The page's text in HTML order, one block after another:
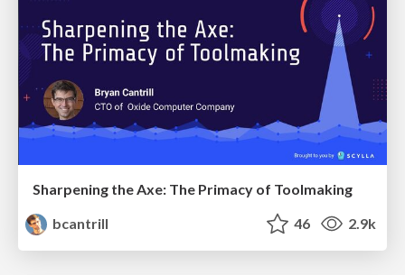
Sharpening the Axe: The Primacy of Toolmaking
bcantrill
46 2.9k